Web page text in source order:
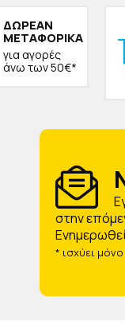
ΔΩΡΕAΝ
ΜΕΤΑΦΟΡΙΚΑ
για αγορές
άνω των 50€*
στην
* ισχύει